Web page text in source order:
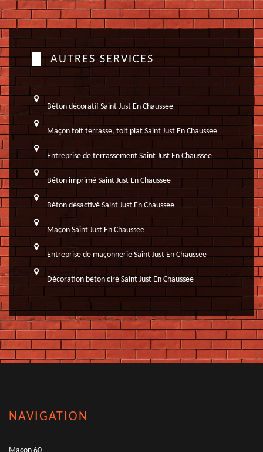
AUTRES SERVICES
Béton décoratif Saint Just En Chaussee
Maçon toit terrasse, toit plat Saint Just En Chaussee
Entreprise de terrassement Saint Just En Chaussee
Béton imprimé Saint Just En Chaussee
Béton désactivé Saint Just En Chaussee
Maçon Saint Just En Chaussee
Entreprise de maçonnerie Saint Just En Chaussee
Décoration béton ciré Saint Just En Chaussee
NAVIGATION